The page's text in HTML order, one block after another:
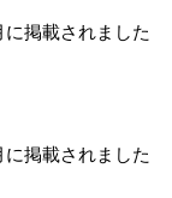
に掲載されました
に掲載されました